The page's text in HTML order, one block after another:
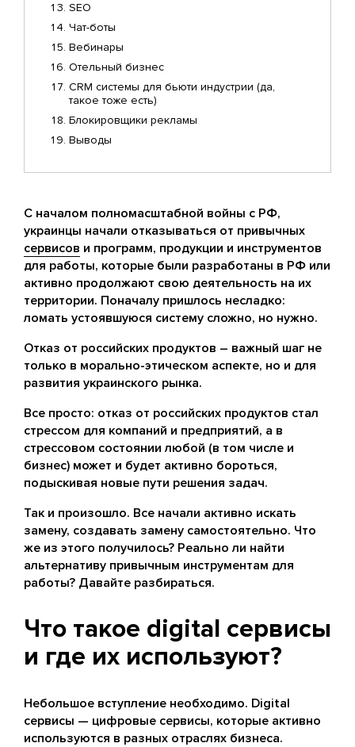
SEO
Чат-боты
Вебинары
Отельный бизнес
CRM системы для бьюти индустрии (да,
такое тоже есть)
Блокировщики рекламы
Выводы
С началом полномасштабной войны с РФ,
украинцы начали отказываться от привычных
сервисов и программ, продукции и инструментов
для работы, которые были разработаны в РФ или
активно продолжают свою деятельность на их
территории. Поначалу пришлось несладко:
ломать устоявшуюся систему сложно, но нужно.
Отказ от российских продуктов – важный шаг не
только в морально-этическом аспекте, но и для
развития украинского рынка.
Все просто: отказ от российских продуктов стал
стрессом для компаний и предприятий, а в
стрессовом состоянии любой (в том числе и
бизнес) может и будет активно бороться,
подыскивая новые пути решения задач.
Так и произошло. Все начали активно искать
замену, создавать замену самостоятельно. Что
же из этого получилось? Реально ли найти
альтернативу привычным инструментам для
работы? Давайте разбираться.
Что такое digital сервисы
и где их используют?
Небольшое вступление необходимо. Digital
сервисы — цифровые сервисы, которые активно
используются в разных отраслях бизнеса.